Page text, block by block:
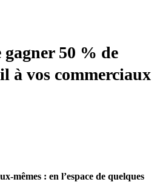
50 % de
à vos commerciaux
mêmes : en l’espace de quelques